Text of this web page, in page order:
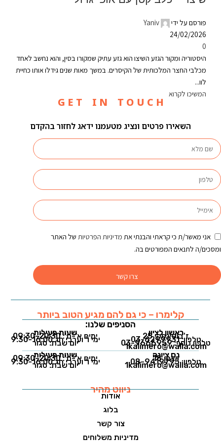
פורסם על ידי
Yaniv
24/02/2026
0
היסטוריה ומקור הגזע השיצו הוא גזע עתיק שמקורו בסין, והוא נחשב לאחד
מכלבי החצר המלכותית של הקיסרים. במשך מאות שנים גידלו אותו כחיית
לוו...
המשיכו לקרוא
G E T I N T O U C H
השאירו פרטים ונציג מטעמנו ידאג לחזור בהקדם
אני מאשר/ת כי קראתי והבנתי את מדיניות הפרטיות של האתר
ומסכים/ה לתנאים המפורטים בה.
צרו קשר
קלימרו – כי גם להם מגיע הטוב ביותר
הסניפים שלנו:
ראשון לציון
ז'בוטינסקי 25טלפון: 03-6299931
טלפון נוסף: 03-9666959
1kalimero@walla.com
שעות פעילותימים א'-ה': 09:30-20:30
ימי ו' וערבי חג 9:30-16:00
יום שבת: סגור
נס ציונה
ויצמן 18טלפון: 08-9419795
1kalimero@walla.com
שעות פעילותימים א'-ה': 09:30-20:30
ימי ו' וערבי חג 9:30-16:00
יום שבת: סגור
ניווט מהיר
אודות
בלוג
צור קשר
מדיניות משלוחים